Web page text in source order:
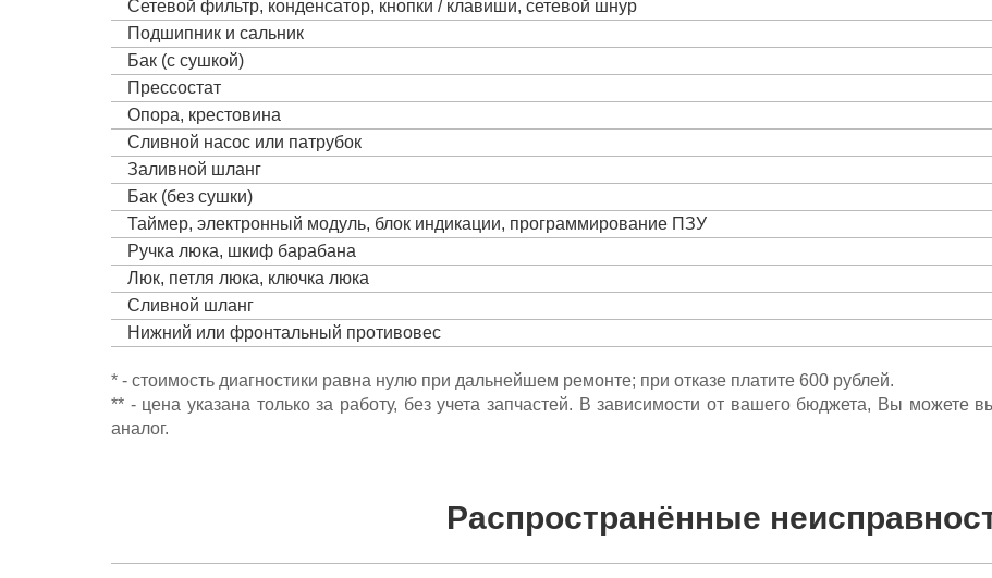
Сетевой фильтр, конденсатор, кнопки / клавиши, сетевой шнур
Подшипник и сальник
Бак (с сушкой)
Прессостат
Опора, крестовина
Сливной насос или патрубок
Заливной шланг
Бак (без сушки)
Таймер, электронный модуль, блок индикации, программирование ПЗУ
Ручка люка, шкиф барабана
Люк, петля люка, ключка люка
Сливной шланг
Нижний или фронтальный противовес
* - стоимость диагностики равна нулю при дальнейшем ремонте; при отказе платите 600 рублей.
** - цена указана только за работу, без учета запчастей. В зависимости от вашего бюджета, Вы можете
аналог.
Распространённые